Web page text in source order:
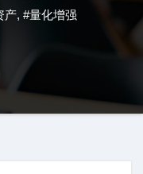
产, #量化增强